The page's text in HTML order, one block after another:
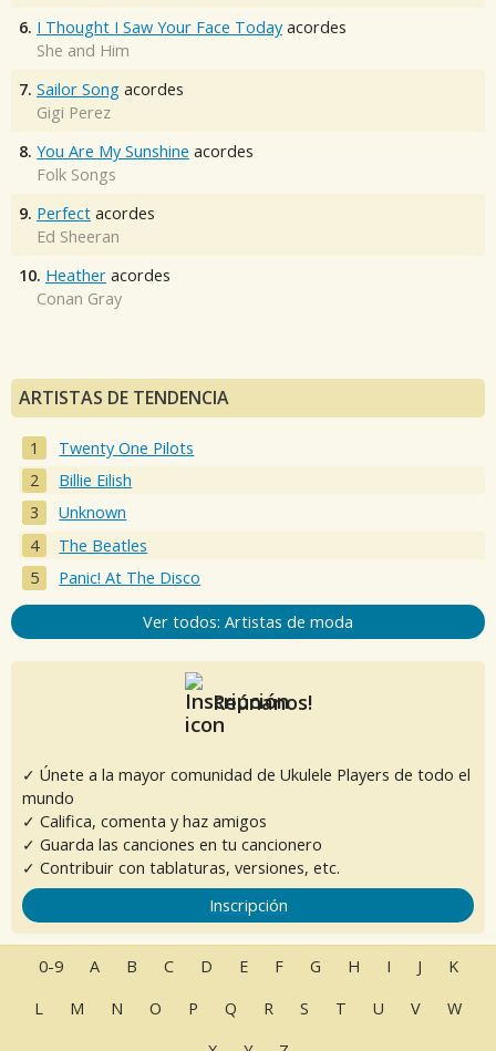
6. I Thought I Saw Your Face Today acordes
She and Him
7. Sailor Song acordes
Gigi Perez
8. You Are My Sunshine acordes
Folk Songs
9. Perfect acordes
Ed Sheeran
10. Heather acordes
Conan Gray
ARTISTAS DE TENDENCIA
Twenty One Pilots
Billie Eilish
Unknown
The Beatles
Panic! At The Disco
Ver todos: Artistas de moda
Reúnanos!
✓ Únete a la mayor comunidad de Ukulele Players de todo el
mundo
✓ Califica, comenta y haz amigos
✓ Guarda las canciones en tu cancionero
✓ Contribuir con tablaturas, versiones, etc.
Inscripción
0-9 A B C D E F G H I J
K
L
M N O P Q R S T U V
W